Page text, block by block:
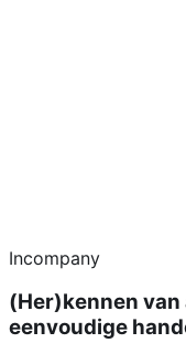
Incompany
(Her)kennen
eenvoudige